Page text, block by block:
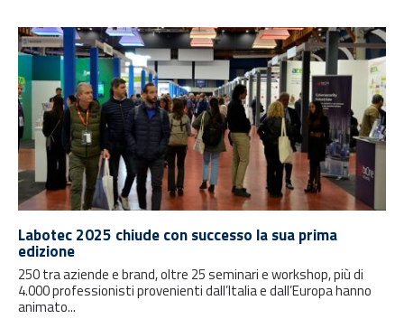
Labotec 2025 chiude con successo la sua prima
edizione
250 tra aziende e brand, oltre 25 seminari e workshop, più di
4.000 professionisti provenienti dall’Italia e dall’Europa hanno
animato...